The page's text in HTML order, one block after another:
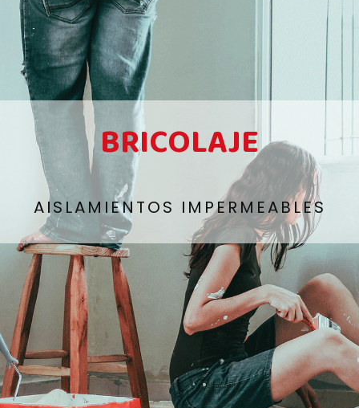
BRICOLAJE
AISLAMIENTOS IMPERMEABLES